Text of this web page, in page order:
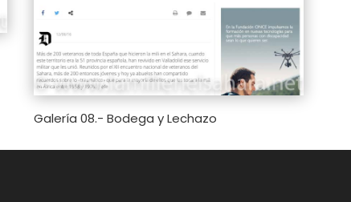
Galería 08.- Bodega y Lechazo